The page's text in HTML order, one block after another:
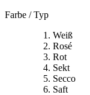
Farbe / Typ
Weiß
Rosé
Rot
Sekt
Secco
Saft